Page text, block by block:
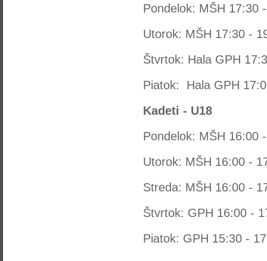
Pondelok: MŠH 17:30
Utorok: MŠH 17:30 -
Štvrtok: Hala GPH
Piatok:
Hala GPH
Kadeti - U18
Pondelok: MŠH 16:00
Utorok: MŠH 16:00 -
Streda: MŠH 16:00 -
Štvrtok: GPH 16:00 -
Piatok: GPH 15:30 -